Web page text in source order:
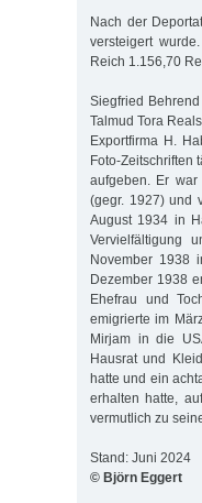
Nach der
versteigert
Reich 1.156,70
Siegfried
Talmud Tora
Exportfirma H.
Foto-Zeitschriften
aufgeben. Er
(gegr. 1927) und
August 1934 in
Vervielfältigung
November 1938
Dezember 1938
Ehefrau und
emigrierte im
Mirjam in die
Hausrat und
hatte und ein
erhalten hatte,
vermutlich zu
Stand: Juni 2024
© Björn Eggert